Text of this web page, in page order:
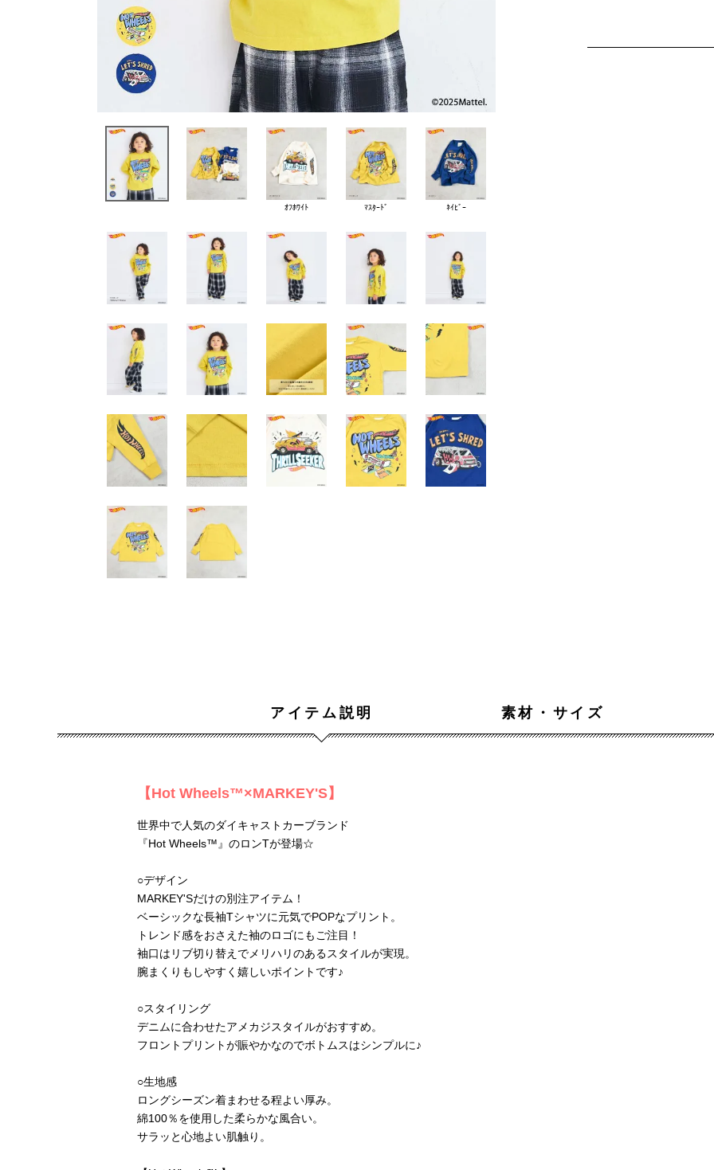
ｵﾌﾎﾜｲﾄ ﾏｽﾀｰﾄﾞ ﾈｲﾋﾞｰ
アイテム説明 素材・サイズ
【Hot Wheels™×MARKEY'S】
世界中で人気のダイキャストカーブランド
『Hot Wheels™』のロンTが登場☆
○デザイン
MARKEY'Sだけの別注アイテム！
ベーシックな長袖Tシャツに元気でPOPなプリント。
トレンド感をおさえた袖のロゴにもご注目！
袖口はリブ切り替えでメリハリのあるスタイルが実現。
腕まくりもしやすく嬉しいポイントです♪
○スタイリング
デニムに合わせたアメカジスタイルがおすすめ。
フロントプリントが賑やかなのでボトムスはシンプルに♪
○生地感
ロングシーズン着まわせる程よい厚み。
綿100％を使用した柔らかな風合い。
サラッと心地よい肌触り。